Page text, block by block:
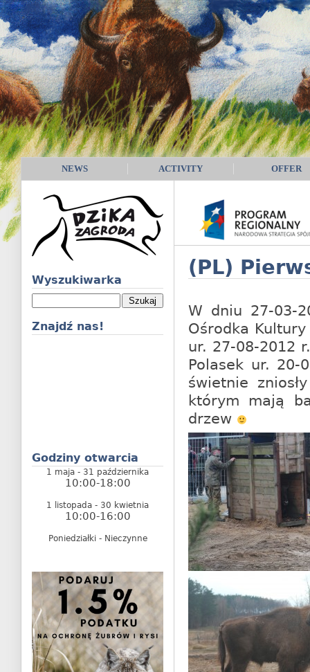
NEWS ACTIVITY OFFER
Wyszukiwarka
Znajdź nas!
Godziny otwarcia
1 maja - 31 października
10:00-18:00
1 listopada - 30 kwietnia
10:00-16:00
Poniedziałki - Nieczynne
(PL)
W dniu 27-03-
Ośrodka
ur. 27-08-2012
Polasek ur. 20-
świetnie
którym mają
drzew